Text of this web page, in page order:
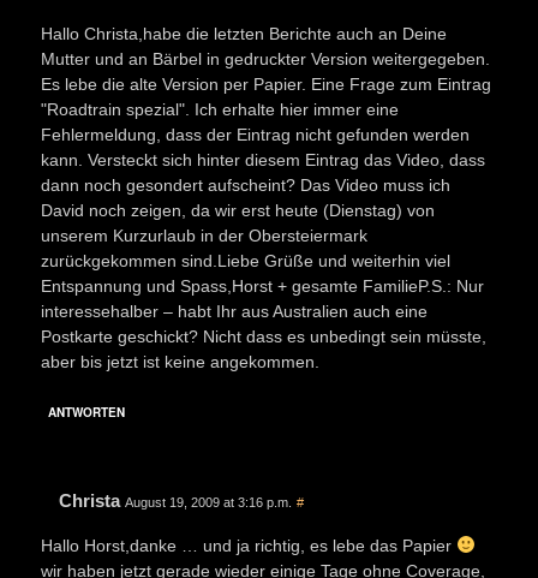
Hallo Christa,habe die letzten Berichte auch an Deine
Mutter und an Bärbel in gedruckter Version weitergegeben.
Es lebe die alte Version per Papier. Eine Frage zum Eintrag
"Roadtrain spezial". Ich erhalte hier immer eine
Fehlermeldung, dass der Eintrag nicht gefunden werden
kann. Versteckt sich hinter diesem Eintrag das Video, dass
dann noch gesondert aufscheint? Das Video muss ich
David noch zeigen, da wir erst heute (Dienstag) von
unserem Kurzurlaub in der Obersteiermark
zurückgekommen sind.Liebe Grüße und weiterhin viel
Entspannung und Spass,Horst + gesamte FamilieP.S.: Nur
interessehalber – habt Ihr aus Australien auch eine
Postkarte geschickt? Nicht dass es unbedingt sein müsste,
aber bis jetzt ist keine angekommen.
ANTWORTEN
Christa August 19, 2009 at 3:16 p.m. #
Hallo Horst,danke … und ja richtig, es lebe das Papier
wir haben jetzt gerade wieder einige Tage ohne Coverage,